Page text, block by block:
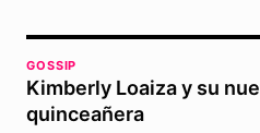
GOSSIP
Kimberly Loaiza y su
quinceañera